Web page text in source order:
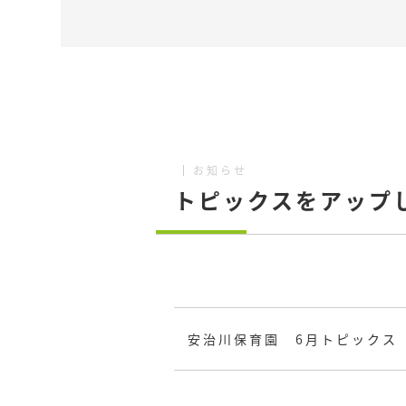
お知らせ
トピックスをアップ
安治川保育園 6月トピックス